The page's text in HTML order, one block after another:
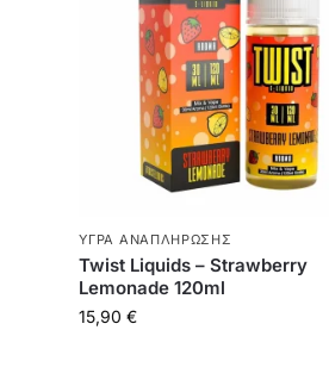
ΥΓΡΆ ΑΝΑΠΛΉΡΩΣΗΣ
Twist Liquids – Strawberry
Lemonade 120ml
15,90€